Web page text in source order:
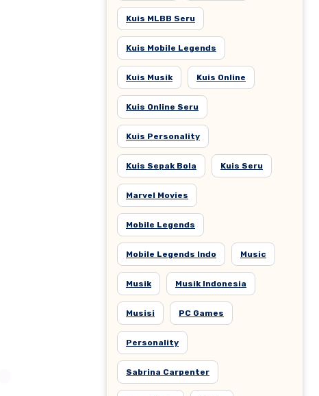
Kuis MLBB Seru
Kuis Mobile Legends
Kuis Musik Kuis Online
Kuis Online Seru
Kuis Personality
Kuis Sepak Bola Kuis Seru
Marvel Movies
Mobile Legends
Mobile Legends Indo Music
Musik Musik Indonesia
Musisi PC Games
Personality
Sabrina Carpenter